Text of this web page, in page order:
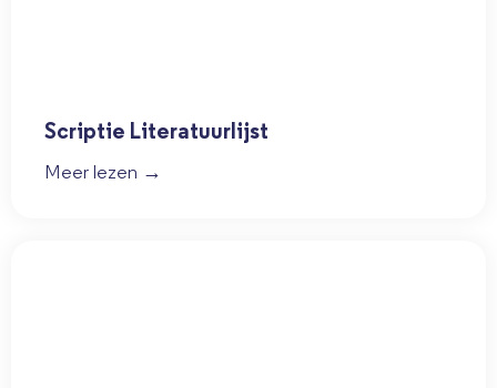
Scriptie Literatuurlijst
Meer lezen →